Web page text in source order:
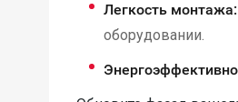
Легкость монтажа:
оборудовании.